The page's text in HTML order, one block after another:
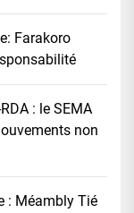
Farakoro
: le SEMA
non
: Méambly Tié